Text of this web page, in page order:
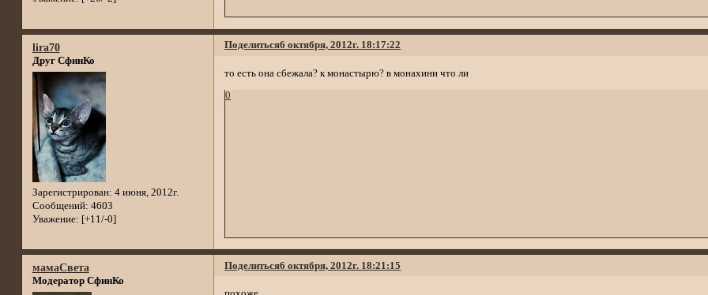
Поделиться6 октября, 2012г. 18:17:22
lira70
Друг СфинКо
Зарегистрирован: 4 июня, 2012г.
Сообщений: 4603
Уважение: [+11/-0]
то есть она сбежала? к монастырю? в монахини что ли
0
Поделиться6 октября, 2012г. 18:21:15
мамаСвета
Модератор СфинКо